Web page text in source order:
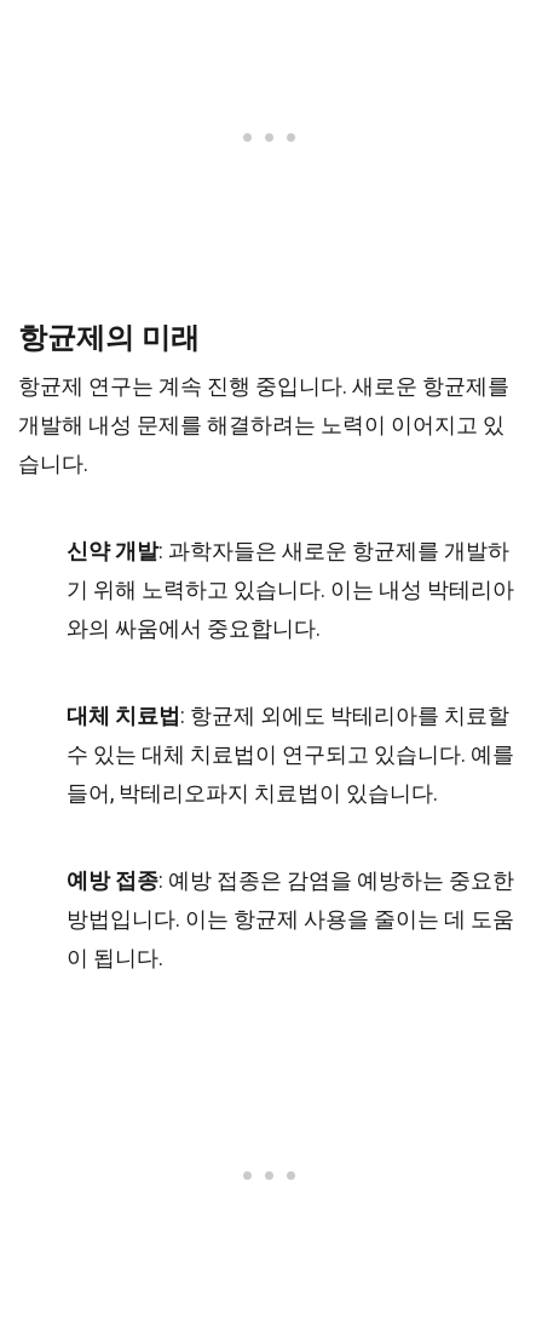
항균제의 미래
항균제 연구는 계속 진행 중입니다. 새로운 항균제를
개발해 내성 문제를 해결하려는 노력이 이어지고 있
습니다.
신약 개발: 과학자들은 새로운 항균제를 개발하
기 위해 노력하고 있습니다. 이는 내성 박테리아
와의 싸움에서 중요합니다.
대체 치료법 : 항균제 외에도 박테리아를 치료할
수 있는 대체 치료법이 연구되고 있습니다. 예를
들어, 박테리오파지 치료법이 있습니다.
예방 접종: 예방 접종은 감염을 예방하는 중요한
방법입니다. 이는 항균제 사용을 줄이는 데 도움
이 됩니다.